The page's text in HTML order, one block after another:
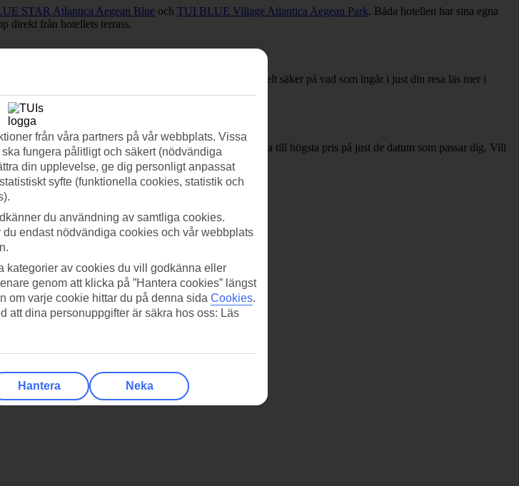
STAR Atlantica Aegean Blue och TUI BLUE Village Atlantica Aegean Park. Båda hotellen har sina egna
direkt från hotellets terrass.
aktiviteter och upplevelser på hotellet. För att vara helt säker på vad som ingår i just din resa läs mer i
Rhodosmed All Inclusive kan du sortera listan efter lägsta till högsta pris på just de datum som passar dig. Vill
från våra partners på vår webbplats. Vissa
fungera pålitligt och säkert (nödvändiga
din upplevelse, ge dig personligt anpassat
syfte (funktionella cookies, statistik och
du användning av samtliga cookies.
du endast nödvändiga cookies och vår webbplats
kategorier av cookies du vill godkänna eller
genom att klicka på ”Hantera cookies” längst
om varje cookie hittar du på denna sida Cookies.
att dina personuppgifter är säkra hos oss: Läs
Hantera Neka